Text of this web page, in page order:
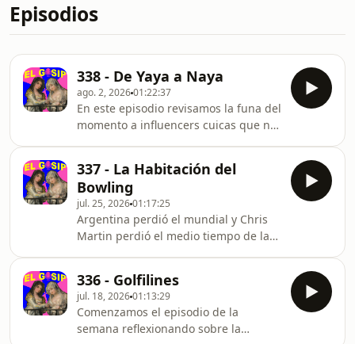
Episodios
338 - De Yaya a Naya
ago. 2, 202601:22:37
En este episodio revisamos la funa del
momento a influencers cuicas que no
rescate en el cajón del Maipo,
hacemos un recap de Bordaline on
Ice y nuestro encuentro con la única
influencer que vale la pena: Abuela
Yaya, nuevo escándalo de Naya Fácil
(con su Cybertruck), Suri Cruise ahora
es Suri NOT Cruise, se viene la nueva
serie de
337 - La Habitación del
Bowling
jul. 25, 202601:17:25
Argentina perdió el mundial y Chris
Martin perdió el medio tiempo de la
Felipe Kast y Pamela Díaz ya no son la
pareja más sexy del país, saludamos a
dos fans famosas que tenemos, I will
remember you: murió MJ, la mamá de
336 - Golfilines
jul. 18, 202601:13:29
Comenzamos el episodio de la
semana reflexionando sobre la